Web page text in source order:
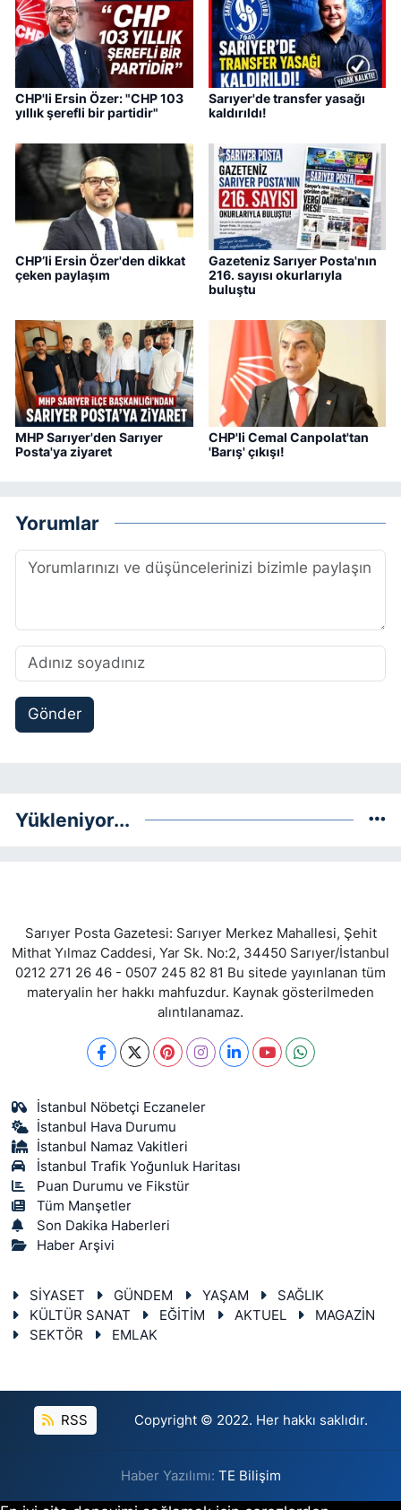
CHP'li Ersin Özer: "CHP 103
yıllık şerefli bir partidir"
Sarıyer'de transfer yasağı
kaldırıldı!
CHP’li Ersin Özer'den dikkat
çeken paylaşım
Gazeteniz Sarıyer Posta'nın
216. sayısı okurlarıyla
buluştu
MHP Sarıyer'den Sarıyer
Posta'ya ziyaret
CHP'li Cemal Canpolat'tan
'Barış' çıkışı!
Yorumlar
Gönder
Yükleniyor...
Sarıyer Posta Gazetesi: Sarıyer Merkez Mahallesi, Şehit
Mithat Yılmaz Caddesi, Yar Sk. No:2, 34450 Sarıyer/İstanbul
0212 271 26 46 - 0507 245 82 81 Bu sitede yayınlanan tüm
materyalin her hakkı mahfuzdur. Kaynak gösterilmeden
alıntılanamaz.
İstanbul Nöbetçi Eczaneler
İstanbul Hava Durumu
İstanbul Namaz Vakitleri
İstanbul Trafik Yoğunluk Haritası
Puan Durumu ve Fikstür
Tüm Manşetler
Son Dakika Haberleri
Haber Arşivi
SİYASET GÜNDEM YAŞAM
SAĞLIK
KÜLTÜR SANAT
EĞİTİM AKTUEL
MAGAZİN
SEKTÖR
EMLAK
RSS Copyright © 2022. Her hakkı saklıdır.
Haber Yazılımı: TE Bilişim